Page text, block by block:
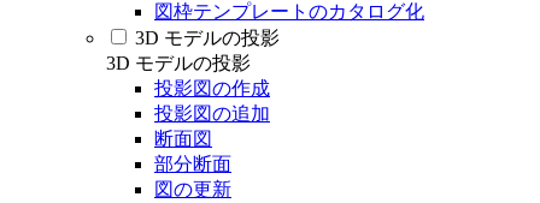
図枠テンプレートのカタログ化
3D モデルの投影
3D モデルの投影
投影図の作成
投影図の追加
断面図
部分断面
図の更新